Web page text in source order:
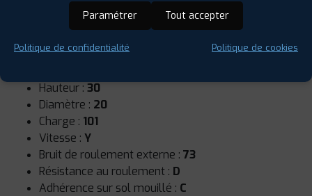
Runflat :Non
Hauteur : 30
Diamètre : 20
Charge : 101
Vitesse : Y
Bruit de roulement externe : 73
Résistance au roulement : D
Adhérence sur sol mouillé : C
Paramétrer Tout accepter
Politique de confidentialité Politique de cookies